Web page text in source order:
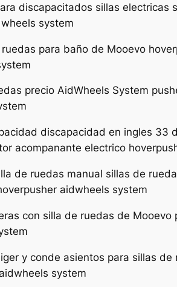
discapacitados sillas electricas
system
para baño de Mooevo
precio AidWheels System
discapacidad en ingles 33
acompanante electrico
de ruedas manual sillas de
aidwheels system
con silla de ruedas de
y conde asientos para sillas
system